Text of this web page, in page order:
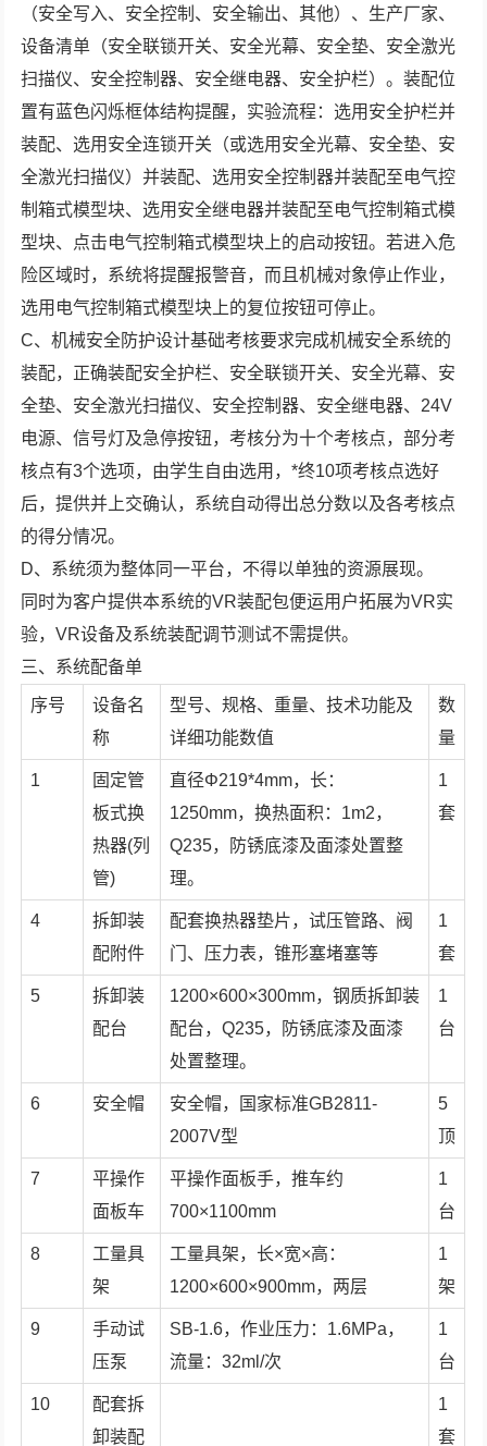
（安全写入、安全控制、安全输出、其他）、生产厂家、
设备清单（安全联锁开关、安全光幕、安全垫、安全激光
扫描仪、安全控制器、安全继电器、安全护栏）。装配位
置有蓝色闪烁框体结构提醒，实验流程：选用安全护栏并
装配、选用安全连锁开关（或选用安全光幕、安全垫、安
全激光扫描仪）并装配、选用安全控制器并装配至电气控
制箱式模型块、选用安全继电器并装配至电气控制箱式模
型块、点击电气控制箱式模型块上的启动按钮。若进入危
险区域时，系统将提醒报警音，而且机械对象停止作业，
选用电气控制箱式模型块上的复位按钮可停止。
C、机械安全防护设计基础考核要求完成机械安全系统的
装配，正确装配安全护栏、安全联锁开关、安全光幕、安
全垫、安全激光扫描仪、安全控制器、安全继电器、24V
电源、信号灯及急停按钮，考核分为十个考核点，部分考
核点有3个选项，由学生自由选用，*终10项考核点选好
后，提供并上交确认，系统自动得出总分数以及各考核点
的得分情况。
D、系统须为整体同一平台，不得以单独的资源展现。
同时为客户提供本系统的VR装配包便运用户拓展为VR实
验，VR设备及系统装配调节测试不需提供。
三、系统配备单
序号
设备名
称
型号、规格、重量、技术功能及
详细功能数值
数
量
1
固定管
板式换
热器(列
管)
直径Φ219*4mm，长：
1250mm，换热面积：1m2，
Q235，防锈底漆及面漆处置整
理。
1
套
4
拆卸装
配附件
配套换热器垫片，试压管路、阀
门、压力表，锥形塞堵塞等
1
套
5
拆卸装
配台
1200×600×300mm，钢质拆卸装
配台，Q235，防锈底漆及面漆
处置整理。
1
台
6 安全帽
安全帽，国家标准GB2811-
2007V型
5
顶
7
平操作
面板车
平操作面板手，推车约
700×1100mm
1
台
8
工量具
架
工量具架，长×宽×高：
1200×600×900mm，两层
1
架
9
手动试
压泵
SB-1.6，作业压力：1.6MPa，
流量：32ml/次
1
台
10
配套拆
卸装配
1
套